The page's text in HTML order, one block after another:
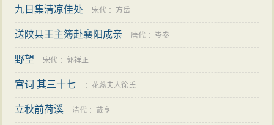
九日集清凉佳处 宋代 ： 方岳
送陕县王主簿赴襄阳成亲 唐代 ： 岑参
野望 宋代 ：郭祥正
宫词 其三十七 ： 花蕊夫人徐氏
立秋前荷溪 清代 ：戴亨